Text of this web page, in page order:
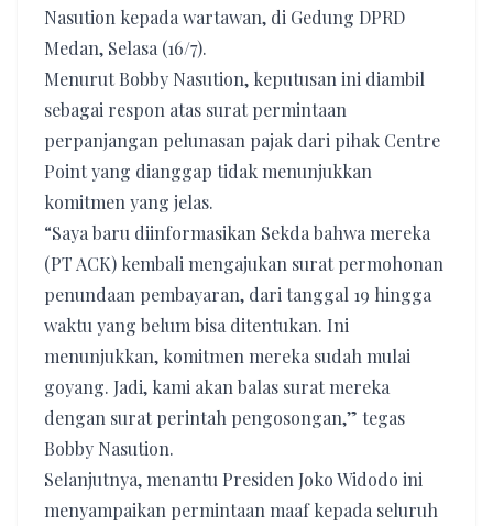
Nasution kepada wartawan, di Gedung DPRD
Medan, Selasa (16/7).
Menurut Bobby Nasution, keputusan ini diambil
sebagai respon atas surat permintaan
perpanjangan pelunasan pajak dari pihak Centre
Point yang dianggap tidak menunjukkan
komitmen yang jelas.
“Saya baru diinformasikan Sekda bahwa mereka
(PT ACK) kembali mengajukan surat permohonan
penundaan pembayaran, dari tanggal 19 hingga
waktu yang belum bisa ditentukan. Ini
menunjukkan, komitmen mereka sudah mulai
goyang. Jadi, kami akan balas surat mereka
dengan surat perintah pengosongan,” tegas
Bobby Nasution.
Selanjutnya, menantu Presiden Joko Widodo ini
menyampaikan permintaan maaf kepada seluruh